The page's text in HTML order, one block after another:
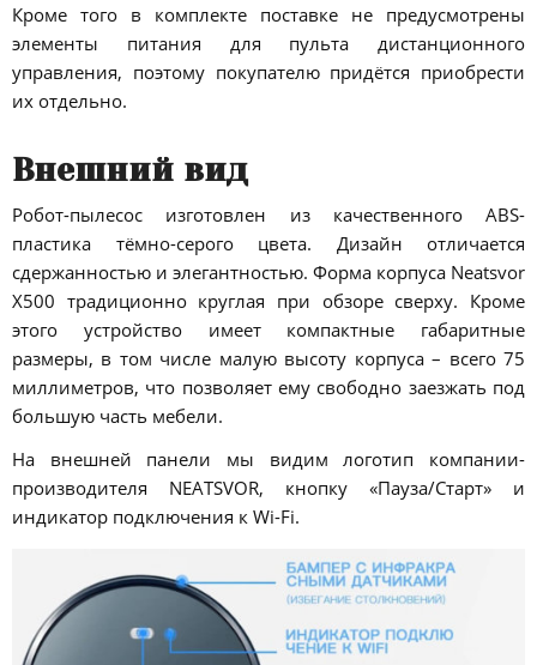
Кроме того в комплекте поставке не предусмотрены
элементы питания для пульта дистанционного
управления, поэтому покупателю придётся приобрести
их отдельно.
Внешний вид
Робот-пылесос изготовлен из качественного ABS-
пластика тёмно-серого цвета. Дизайн отличается
сдержанностью и элегантностью. Форма корпуса Neatsvor
X500 традиционно круглая при обзоре сверху. Кроме
этого устройство имеет компактные габаритные
размеры, в том числе малую высоту корпуса – всего 75
миллиметров, что позволяет ему свободно заезжать под
большую часть мебели.
На внешней панели мы видим логотип компании-
производителя NEATSVOR, кнопку «Пауза/Старт» и
индикатор подключения к Wi-Fi.